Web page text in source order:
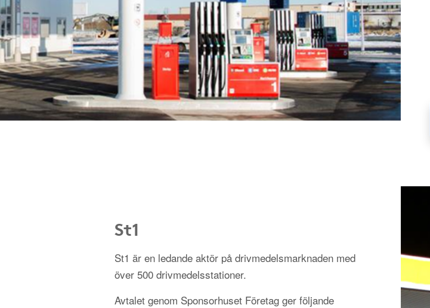
St1
St1 är en ledande aktör på drivmedelsmarknaden med
över 500 drivmedelsstationer.
Avtalet genom Sponsorhuset Företag ger följande